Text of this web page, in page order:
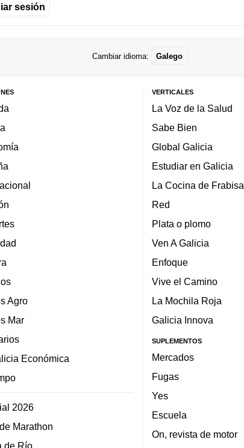
sesión
Cambiar idioma: Galego
Agro
Mar
Económica
2026
Marathon
de Río
VERTICALES
La Voz de la Salud
Sabe Bien
Global Galicia
Estudiar en Galicia
La Cocina de Frabisa
Red
Plata o plomo
Ven A Galicia
Enfoque
Vive el Camino
La Mochila Roja
Galicia Innova
SUPLEMENTOS
Mercados
Fugas
Yes
Escuela
On, revista de motor